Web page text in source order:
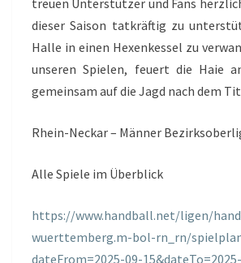
dieser Saison tatkräftig zu
Halle in einen Hexenkessel zu
unseren Spielen, feuert die Haie
gemeinsam auf die Jagd nach dem
Rhein-Neckar – Männer
Alle Spiele im Überblick
https://www.handball.net/ligen/
wuerttemberg.m-bol-rn_rn/
dateFrom=2025-09-